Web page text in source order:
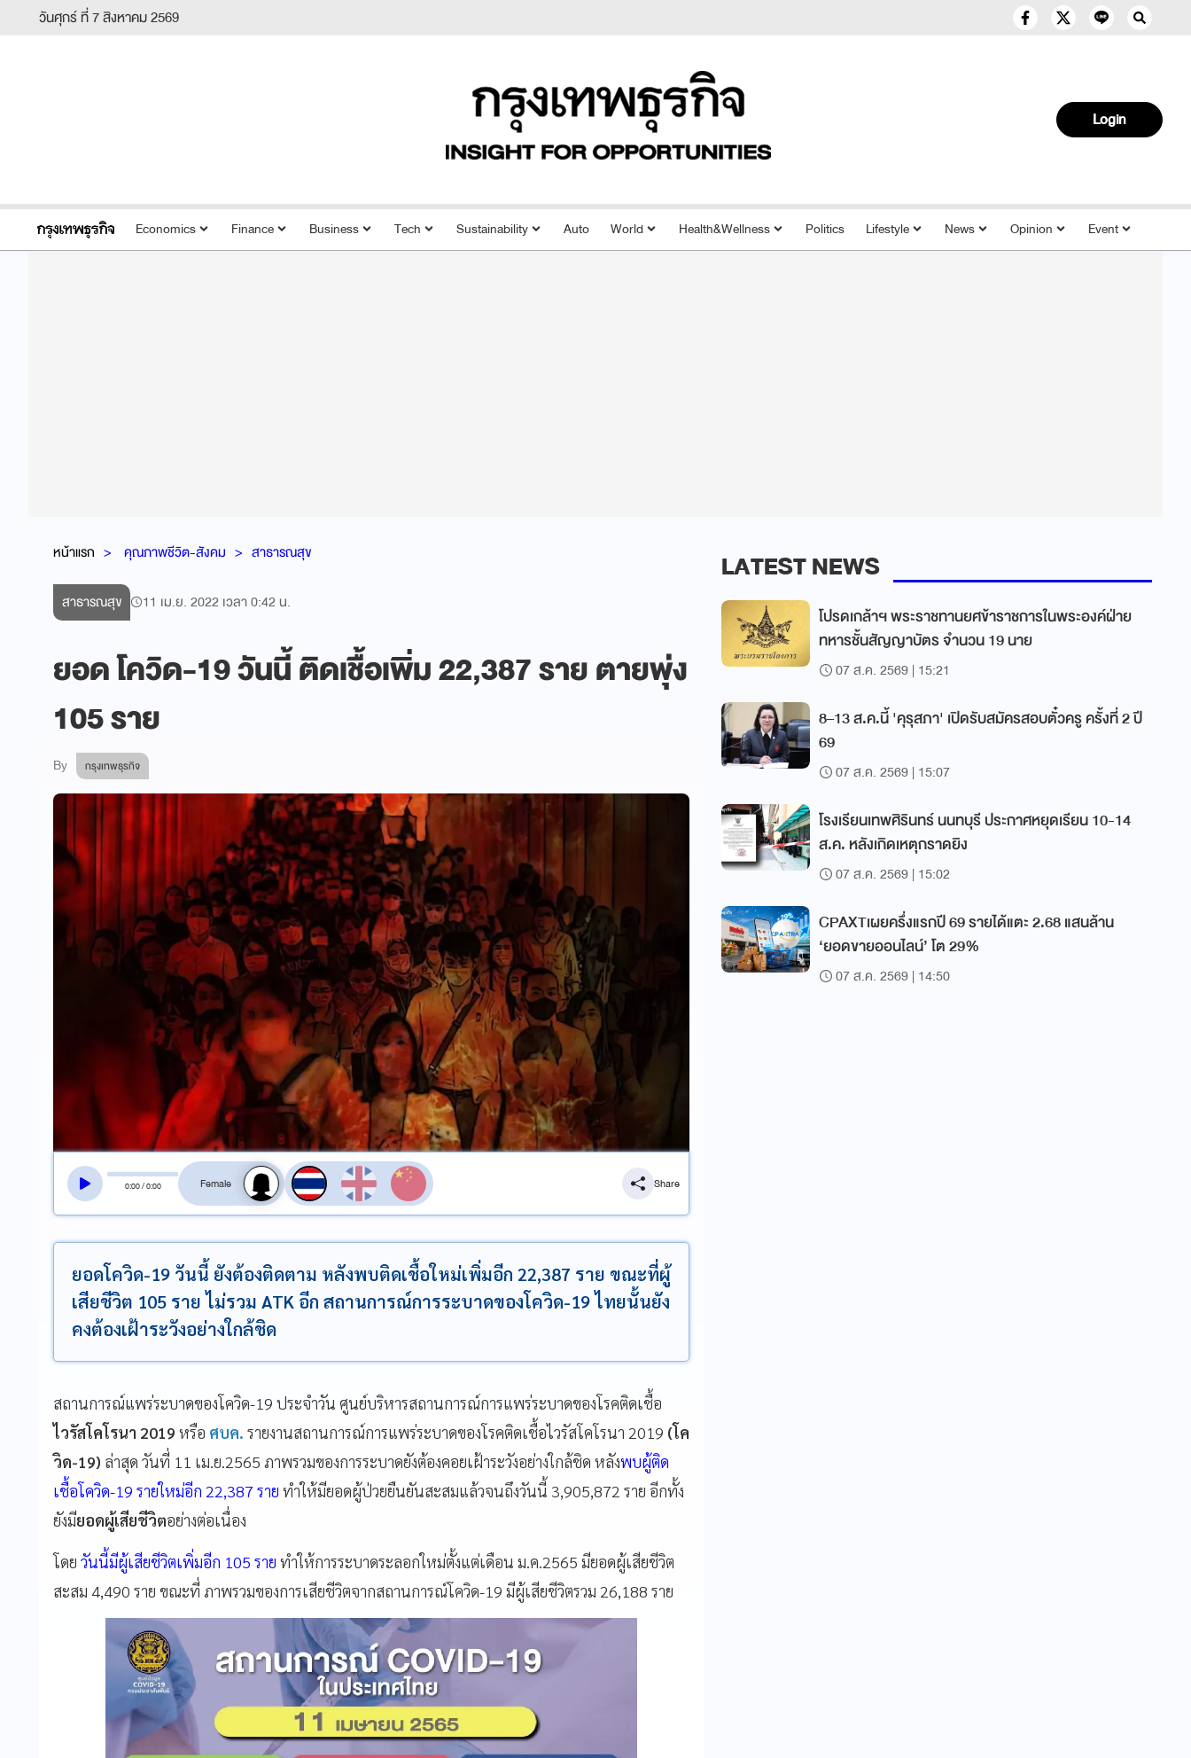
วันศุกร์ ที่ 7 สิงหาคม 2569
Login
Economics Finance Business Tech Sustainability Auto World Health&Wellness Politics Lifestyle News Opinion Event
หน้าแรก คุณภาพชีวิต-สังคม สาธารณสุข
สาธารณสุข 11 เม.ย. 2022 เวลา 0:42 น.
ยอด โควิด-19 วันนี้ ติดเชื้อเพิ่ม 22,387 ราย ตายพุ่ง
105 ราย
By กรุงเทพธุรกิจ
0:00/0:00
สลับเสียงอ่าน
Share
ยอดโควิด-19 วันนี้ ยังต้องติดตาม หลังพบติดเชื้อใหม่เพิ่มอีก 22,387 ราย ขณะที่ผู้
เสียชีวิต 105 ราย ไม่รวม ATK อีก สถานการณ์การระบาดของโควิด-19 ไทยนั้นยัง
คงต้องเฝ้าระวังอย่างใกล้ชิด
สถานการณ์แพร่ระบาดของโควิด-19 ประจำวัน ศูนย์บริหารสถานการณ์การแพร่ระบาดของโรคติดเชื้อ
ไวรัสโคโรนา 2019 หรือ ศบค. รายงานสถานการณ์การแพร่ระบาดของโรคติดเชื้อไวรัสโคโรนา 2019 (โค
วิด-19) ล่าสุด วันที่ 11 เม.ย.2565 ภาพรวมของการระบาดยังต้องคอยเฝ้าระวังอย่างใกล้ชิด หลังพบผู้ติด
เชื้อโควิด-19 รายใหม่อีก 22,387 ราย ทำให้มียอดผู้ป่วยยืนยันสะสมแล้วจนถึงวันนี้ 3,905,872 ราย อีกทั้ง
ยังมียอดผู้เสียชีวิตอย่างต่อเนื่อง
โดย วันนี้มีผู้เสียชีวิตเพิ่มอีก 105 ราย ทำให้การระบาดระลอกใหม่ตั้งแต่เดือน ม.ค.2565 มียอดผู้เสียชีวิต
สะสม 4,490 ราย ขณะที่ ภาพรวมของการเสียชีวิตจากสถานการณ์โควิด-19 มีผู้เสียชีวิตรวม 26,188 ราย
LATEST NEWS
โปรดเกล้าฯ พระราชทานยศข้าราชการในพระองค์ฝ่าย
ทหารชั้นสัญญาบัตร จำนวน 19 นาย
07 ส.ค. 2569 | 15:21
8–13 ส.ค.นี้ 'คุรุสภา' เปิดรับสมัครสอบตั๋วครู ครั้งที่ 2 ปี
69
07 ส.ค. 2569 | 15:07
โรงเรียนเทพศิรินทร์ นนทบุรี ประกาศหยุดเรียน 10-14
ส.ค. หลังเกิดเหตุกราดยิง
07 ส.ค. 2569 | 15:02
CPAXTเผยครึ่งแรกปี 69 รายได้แตะ 2.68 แสนล้าน
‘ยอดขายออนไลน์’ โต 29%
07 ส.ค. 2569 | 14:50